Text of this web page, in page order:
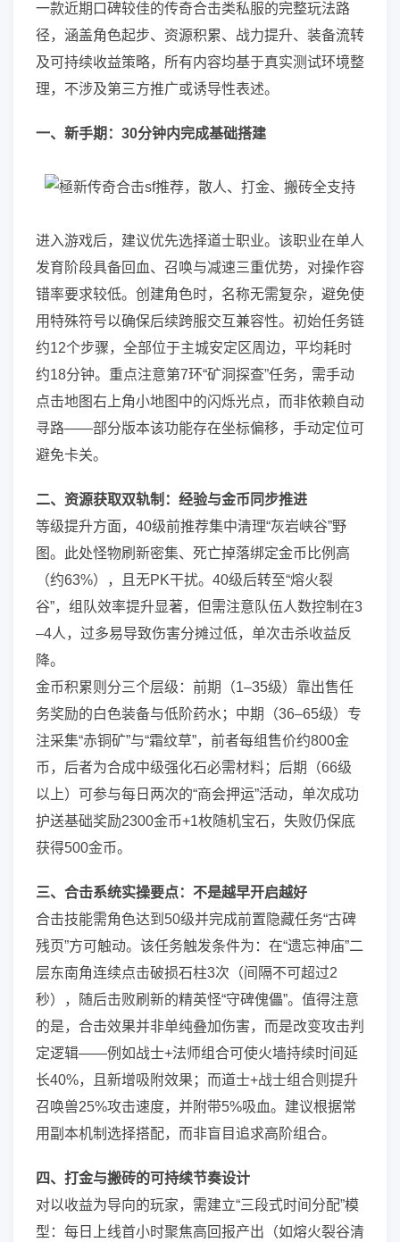
一款近期口碑较佳的传奇合击类私服的完整玩法路
径，涵盖角色起步、资源积累、战力提升、装备流转
及可持续收益策略，所有内容均基于真实测试环境整
理，不涉及第三方推广或诱导性表述。
一、新手期：30分钟内完成基础搭建
进入游戏后，建议优先选择道士职业。该职业在单人
发育阶段具备回血、召唤与减速三重优势，对操作容
错率要求较低。创建角色时，名称无需复杂，避免使
用特殊符号以确保后续跨服交互兼容性。初始任务链
约12个步骤，全部位于主城安定区周边，平均耗时
约18分钟。重点注意第7环“矿洞探查”任务，需手动
点击地图右上角小地图中的闪烁光点，而非依赖自动
寻路——部分版本该功能存在坐标偏移，手动定位可
避免卡关。
二、资源获取双轨制：经验与金币同步推进
等级提升方面，40级前推荐集中清理“灰岩峡谷”野
图。此处怪物刷新密集、死亡掉落绑定金币比例高
（约63%），且无PK干扰。40级后转至“熔火裂
谷”，组队效率提升显著，但需注意队伍人数控制在3
–4人，过多易导致伤害分摊过低，单次击杀收益反
降。
金币积累则分三个层级：前期（1–35级）靠出售任
务奖励的白色装备与低阶药水；中期（36–65级）专
注采集“赤铜矿”与“霜纹草”，前者每组售价约800金
币，后者为合成中级强化石必需材料；后期（66级
以上）可参与每日两次的“商会押运”活动，单次成功
护送基础奖励2300金币+1枚随机宝石，失败仍保底
获得500金币。
三、合击系统实操要点：不是越早开启越好
合击技能需角色达到50级并完成前置隐藏任务“古碑
残页”方可触动。该任务触发条件为：在“遗忘神庙”二
层东南角连续点击破损石柱3次（间隔不可超过2
秒），随后击败刷新的精英怪“守碑傀儡”。值得注意
的是，合击效果并非单纯叠加伤害，而是改变攻击判
定逻辑——例如战士+法师组合可使火墙持续时间延
长40%，且新增吸附效果；而道士+战士组合则提升
召唤兽25%攻击速度，并附带5%吸血。建议根据常
用副本机制选择搭配，而非盲目追求高阶组合。
四、打金与搬砖的可持续节奏设计
对以收益为导向的玩家，需建立“三段式时间分配”模
型：每日上线首小时聚焦高回报产出（如熔火裂谷清